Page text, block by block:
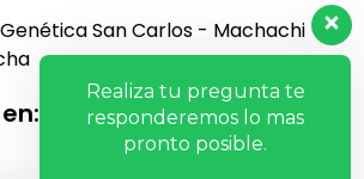
San Carlos - Machachi
Realiza tu pregunta te
responderemos lo mas
pronto posible.